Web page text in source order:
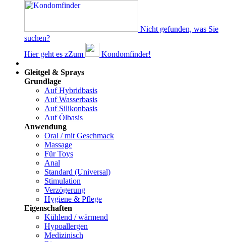
Nicht gefunden, was Sie
suchen?
Hier geht es zZum
Kondomfinder!
Gleitgel & Sprays
Grundlage
Auf Hybridbasis
Auf Wasserbasis
Auf Silikonbasis
Auf Ölbasis
Anwendung
Oral / mit Geschmack
Massage
Für Toys
Anal
Standard (Universal)
Stimulation
Verzögerung
Hygiene & Pflege
Eigenschaften
Kühlend / wärmend
Hypoallergen
Medizinisch